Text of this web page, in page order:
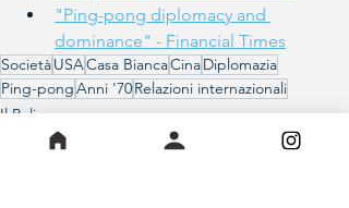
"Ping-pong diplomacy and
dominance" - Financial Times
SocietàUSACasa BiancaCinaDiplomazia
Ping-pongAnni '70Relazioni internazionali
Il Poligono